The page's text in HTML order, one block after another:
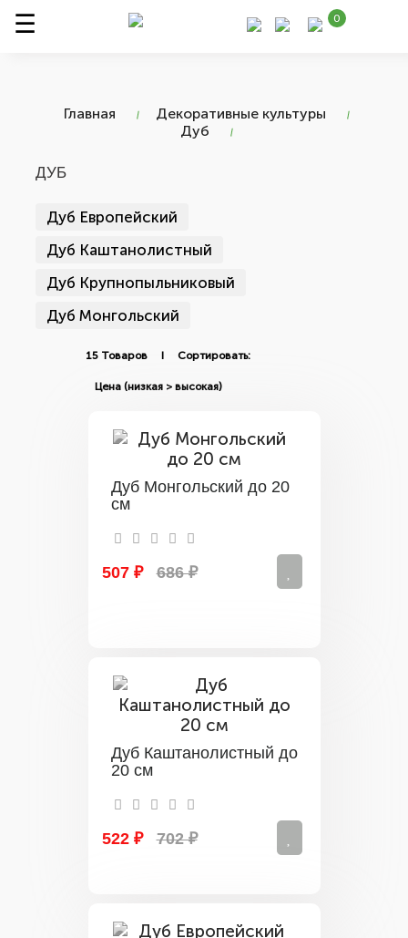
0
Главная
Декоративные культуры
Дуб
ДУБ
Дуб Европейский
Дуб Каштанолистный
Дуб Крупнопыльниковый
Дуб Монгольский
15 Товаров I Сортировать:
Дуб Монгольский до 20
см
507 ₽ 686 ₽
Дуб Каштанолистный до
20 см
522 ₽ 702 ₽